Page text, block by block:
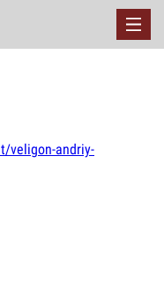
veligon-andriy-